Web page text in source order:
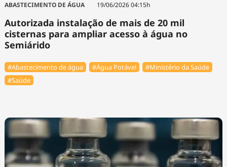
ABASTECIMENTO DE ÁGUA 19/06/2026 04:15h
Autorizada instalação de mais de 20 mil
cisternas para ampliar acesso à água no
Semiárido
#Abastecimento de água #Água Potável
#Ministério da Saúde
#Saúde